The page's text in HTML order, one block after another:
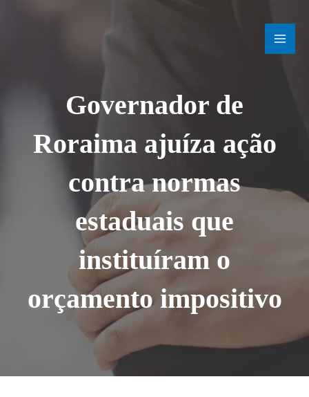
Governador de
Roraima ajuíza ação
contra normas
estaduais que
instituíram o
orçamento impositivo